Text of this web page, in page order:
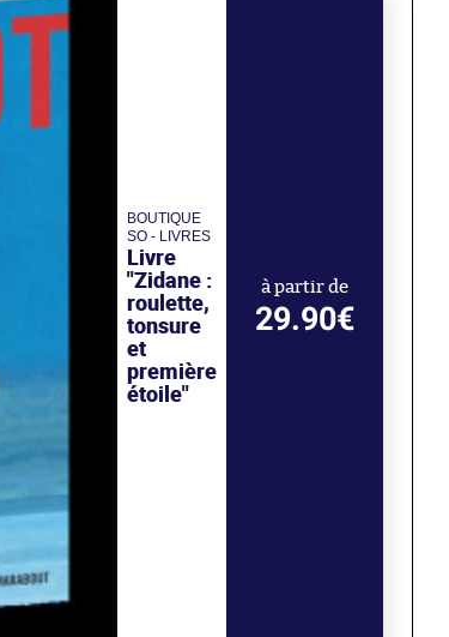
BOUTIQUE
SO - LIVRES
Livre
"Zidane :
roulette,
tonsure
et
première
étoile"
à partir de
29.90€